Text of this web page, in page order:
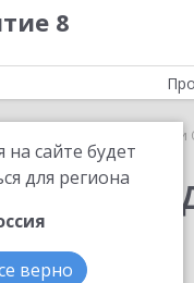
8
сайте будет
для региона
верно
1С-
Чеки
области